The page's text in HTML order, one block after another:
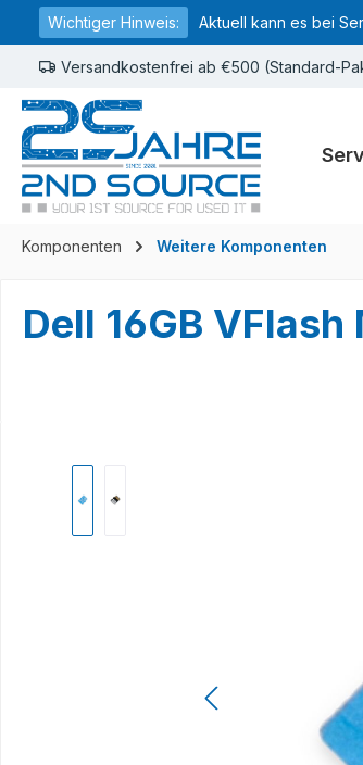
Zur Hauptnavigation springen
Wichtiger Hinweis: Aktuell kann es bei
Versandkostenfrei ab €500 (Standard-
Komponenten Weitere Komponenten
Dell 16GB